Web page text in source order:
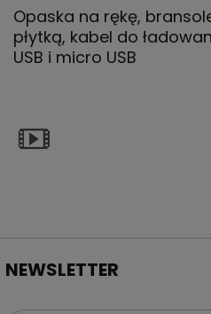
Opaska na rękę,
płytką, kabel do
USB i micro USB
NEWSLETTER